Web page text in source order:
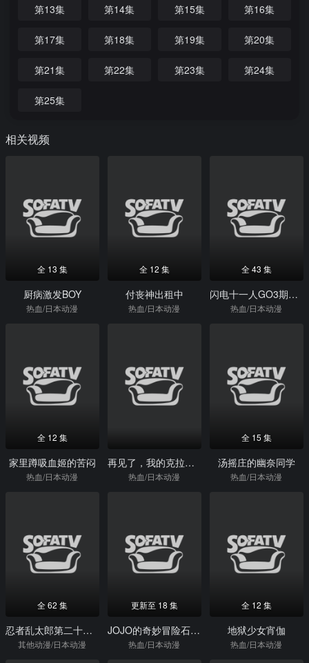
第13集 第14集 第15集 第16集
第17集 第18集 第19集 第20集
第21集 第22集 第23集 第24集
第25集
相关视频
全 13 集
厨病激发BOY
热血/日本动漫
全 12 集
付丧神出租中
热血/日本动漫
全 43 集
闪电十一人GO3期银河
热血/日本动漫
全 12 集
家里蹲吸血姬的苦闷
热血/日本动漫
再见了，我的克拉默FirstTouch
热血/日本动漫
全 15 集
汤摇庄的幽奈同学
热血/日本动漫
全 62 集
忍者乱太郎第二十二季
其他动漫/日本动漫
更新至 18 集
JOJO的奇妙冒险石之海
热血/日本动漫
全 12 集
地狱少女宵伽
热血/日本动漫